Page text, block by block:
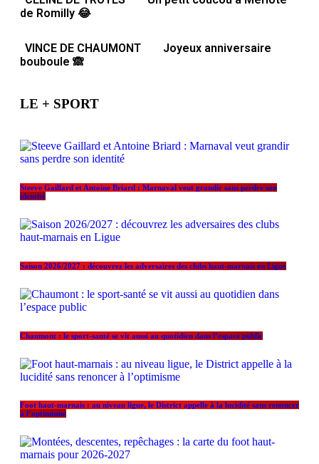
de Romilly 😂
VINCE DE CHAUMONT
Joyeux anniversaire
bouboule 🙈
LE + SPORT
Steeve Gaillard et Antoine Briard : Marnaval veut grandir sans perdre son
identité
Saison 2026/2027 : découvrez les adversaires des clubs haut-marnais en Ligue
Chaumont : le sport-santé se vit aussi au quotidien dans l’espace public
Foot haut-marnais : au niveau ligue, le District appelle à la lucidité sans renoncer
à l’optimisme